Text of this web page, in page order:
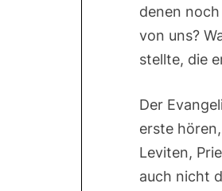
denen
von uns?
stellte, die
Der
erste
Leviten,
auch nicht